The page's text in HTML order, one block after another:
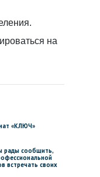
на
«КЛЮЧ»
рады сообщить,
встречать своих